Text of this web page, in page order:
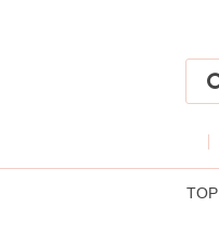
TOP